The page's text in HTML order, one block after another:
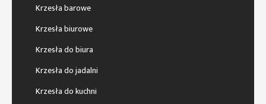
Krzesła barowe
Krzesła biurowe
Krzesła do biura
Krzesła do jadalni
Krzesła do kuchni